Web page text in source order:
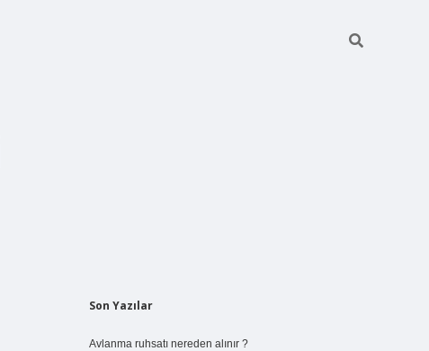
Sidebar
Son Yazılar
Avlanma ruhsatı nereden alınır ?